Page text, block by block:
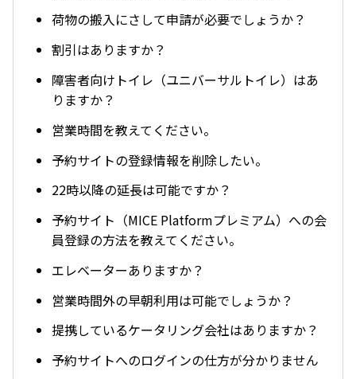
荷物の搬入にさして申請が必要でしょうか？
割引はありますか？
障害者向けトイレ（ユニバーサルトイレ）はあ
りますか？
営業時間を教えてください。
予約サイトの登録情報を削除したい。
22時以降の延長は可能ですか？
予約サイト（MICE Platformプレミアム）への会
員登録の方法を教えてください。
エレベーターありますか？
営業時間外の早朝利用は可能でしょうか？
提携しているケータリング会社はありますか？
予約サイトへのログインの仕方が分かりません